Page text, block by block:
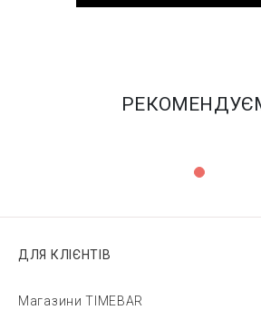
ДЛЯ КЛІЄНТІВ
Магазини TIMEBAR